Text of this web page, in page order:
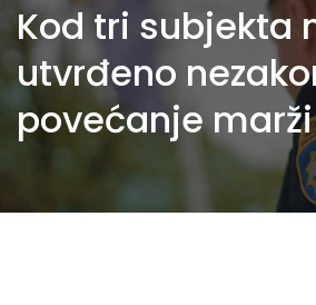
Kod tri subjekta
utvrđeno
povećanje marži